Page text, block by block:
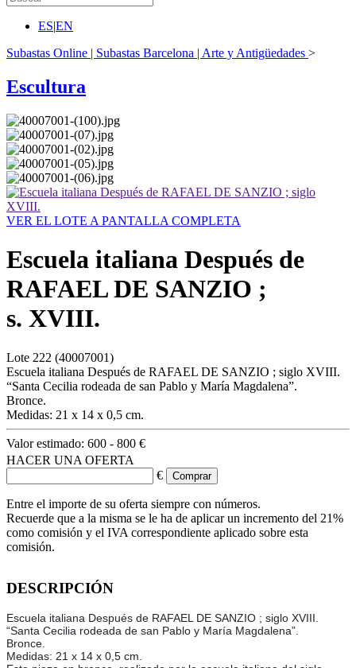
ES|EN
Subastas Online | Subastas Barcelona | Arte y Antigüedades >
Escultura
VER EL LOTE A PANTALLA COMPLETA
Escuela italiana Después de
RAFAEL DE SANZIO ;
s. XVIII.
Lote 222 (40007001)
Escuela italiana Después de RAFAEL DE SANZIO ; siglo XVIII.
“Santa Cecilia rodeada de san Pablo y María Magdalena”.
Bronce.
Medidas: 21 x 14 x 0,5 cm.
Valor estimado: 600 - 800 €
HACER UNA OFERTA
€
Entre el importe de su oferta siempre con números.
Recuerde que a la misma se le ha de aplicar un incremento del 21%
como comisión y el IVA correspondiente aplicado sobre esta
comisión.
DESCRIPCIÓN
Escuela italiana Después de RAFAEL DE SANZIO ; siglo XVIII.
“Santa Cecilia rodeada de san Pablo y María Magdalena”.
Bronce.
Medidas: 21 x 14 x 0,5 cm.